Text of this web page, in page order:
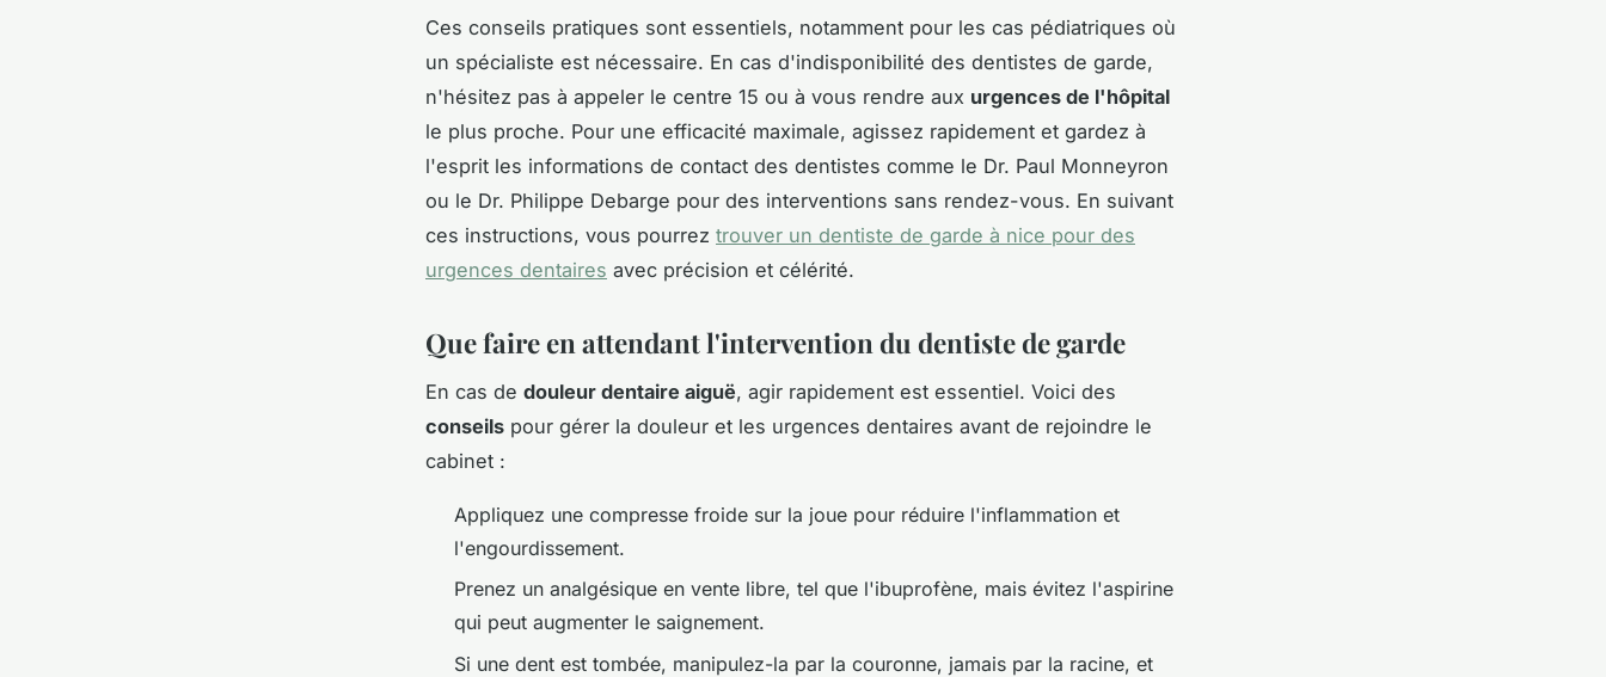
Ces conseils pratiques sont essentiels, notamment pour les cas pédiatriques où
un spécialiste est nécessaire. En cas d'indisponibilité des dentistes de garde,
n'hésitez pas à appeler le centre 15 ou à vous rendre aux urgences de l'hôpital
le plus proche. Pour une efficacité maximale, agissez rapidement et gardez à
l'esprit les informations de contact des dentistes comme le Dr. Paul Monneyron
ou le Dr. Philippe Debarge pour des interventions sans rendez-vous. En suivant
ces instructions, vous pourrez trouver un dentiste de garde à nice pour des
urgences dentaires avec précision et célérité.
Que faire en attendant l'intervention du dentiste de garde
En cas de douleur dentaire aiguë, agir rapidement est essentiel. Voici des
conseils pour gérer la douleur et les urgences dentaires avant de rejoindre le
cabinet :
Appliquez une compresse froide sur la joue pour réduire l'inflammation et
l'engourdissement.
Prenez un analgésique en vente libre, tel que l'ibuprofène, mais évitez l'aspirine
qui peut augmenter le saignement.
Si une dent est tombée, manipulez-la par la couronne, jamais par la racine, et